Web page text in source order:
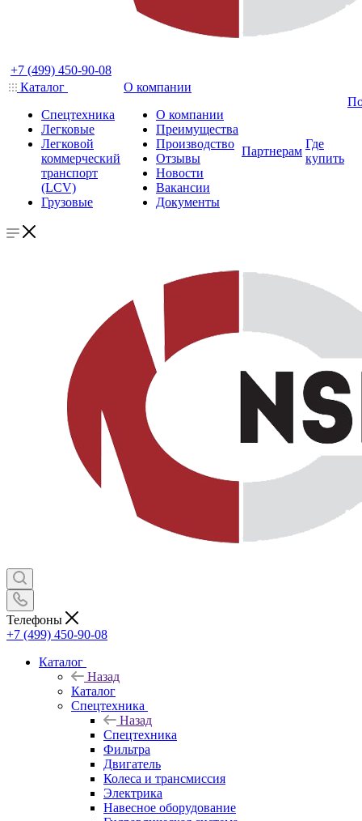
+7 (499) 450-90-08
Каталог
Спецтехника
Легковые
Легковой
коммерческий
транспорт
(LCV)
Грузовые
О компании
О компании
Преимущества
Производство
Отзывы
Новости
Вакансии
Документы
Партнерам
Где
купить
Телефоны
+7 (499) 450-90-08
Каталог
Назад
Каталог
Спецтехника
Назад
Спецтехника
Фильтра
Двигатель
Колеса и трансмиссия
Электрика
Навесное оборудование